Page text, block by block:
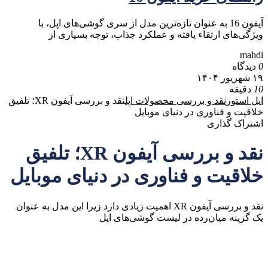
آیفون 16 به عنوان تازه‌ترین مدل از سری گوشی‌های اپل، با
ویژگی‌های ارتقاء یافته و عملکرد جذاب، توجه بسیاری از
mahdi
0 دیدگاه
۱۹ شهریور ۱۴۰۴
10 دقیقه
اپل استور نقد و بررسی محصولات اپل
نقد و بررسی آیفون XR؛ تلفیق
خلاقیت و فناوری در دنیای موبایل
اشتراک گذاری
نقد و بررسی آیفون XR؛ تلفیق
خلاقیت و فناوری در دنیای موبایل
نقد و بررسی آیفون XR اهمیت زیادی دارد زیرا این مدل به عنوان
یک گزینه میان‌رده در لیست گوشی‌های اپل